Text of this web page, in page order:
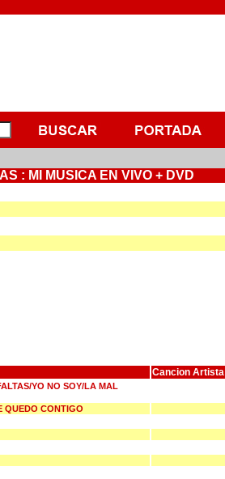
: MI MUSICA EN VIVO + DVD
Cancion Artista
YO NO SOY/LA MAL
QUEDO CONTIGO